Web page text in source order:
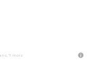
7 mois